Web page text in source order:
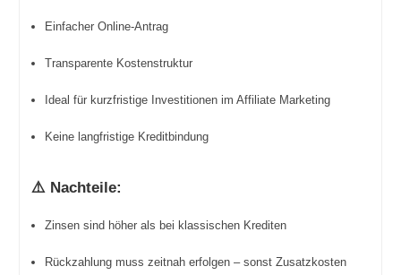
Einfacher Online-Antrag
Transparente Kostenstruktur
Ideal für kurzfristige Investitionen im Affiliate Marketing
Keine langfristige Kreditbindung
⚠️ Nachteile:
Zinsen sind höher als bei klassischen Krediten
Rückzahlung muss zeitnah erfolgen – sonst Zusatzkosten